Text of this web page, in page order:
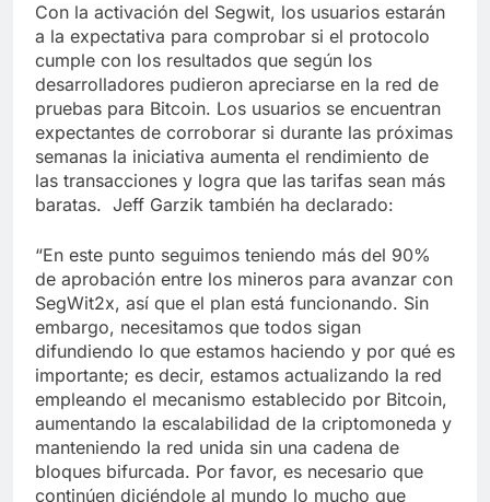
Con la activación del Segwit, los usuarios estarán
a la expectativa para comprobar si el protocolo
cumple con los resultados que según los
desarrolladores pudieron apreciarse en la red de
pruebas para Bitcoin. Los usuarios se encuentran
expectantes de corroborar si durante las próximas
semanas la iniciativa aumenta el rendimiento de
las transacciones y logra que las tarifas sean más
baratas. Jeff Garzik también ha declarado:
“En este punto seguimos teniendo más del 90%
de aprobación entre los mineros para avanzar con
SegWit2x, así que el plan está funcionando. Sin
embargo, necesitamos que todos sigan
difundiendo lo que estamos haciendo y por qué es
importante; es decir, estamos actualizando la red
empleando el mecanismo establecido por Bitcoin,
aumentando la escalabilidad de la criptomoneda y
manteniendo la red unida sin una cadena de
bloques bifurcada. Por favor, es necesario que
continúen diciéndole al mundo lo mucho que